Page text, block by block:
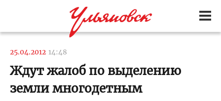
25.04.2012 14:48
Ждут жалоб по выделению
земли многодетным